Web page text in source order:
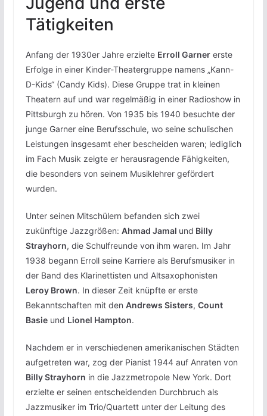
Tätigkeiten
Anfang der 1930er Jahre erzielte Erroll Garnererste
Erfolge in einer Kinder-Theatergruppe namens „Kann-
D-Kids“ (Candy Kids). Diese Gruppe trat in kleinen
Theatern auf und war regelmäßig in einer Radioshow in
Pittsburgh zu hören. Von 1935 bis 1940 besuchte der
junge Garner eine Berufsschule, wo seine schulischen
Leistungen insgesamt eher bescheiden waren; lediglich
im Fach Musik zeigte er herausragende Fähigkeiten,
die besonders von seinem Musiklehrer gefördert
wurden.
Unter seinen Mitschülern befanden sich zwei
zukünftige Jazzgrößen: Ahmad Jamal und Billy
Strayhorn, die Schulfreunde von ihm waren. Im Jahr
1938 begann Erroll seine Karriere als Berufsmusiker in
der Band des Klarinettisten und Altsaxophonisten
Leroy Brown. In dieser Zeit knüpfte er erste
Bekanntschaften mit den Andrews Sisters, Count
Basieund Lionel Hampton.
Nachdem er in verschiedenen amerikanischen Städten
aufgetreten war, zog der Pianist 1944 auf Anraten von
Billy Strayhorn in die Jazzmetropole New York. Dort
erzielte er seinen entscheidenden Durchbruch als
Jazzmusiker im Trio/Quartett unter der Leitung des